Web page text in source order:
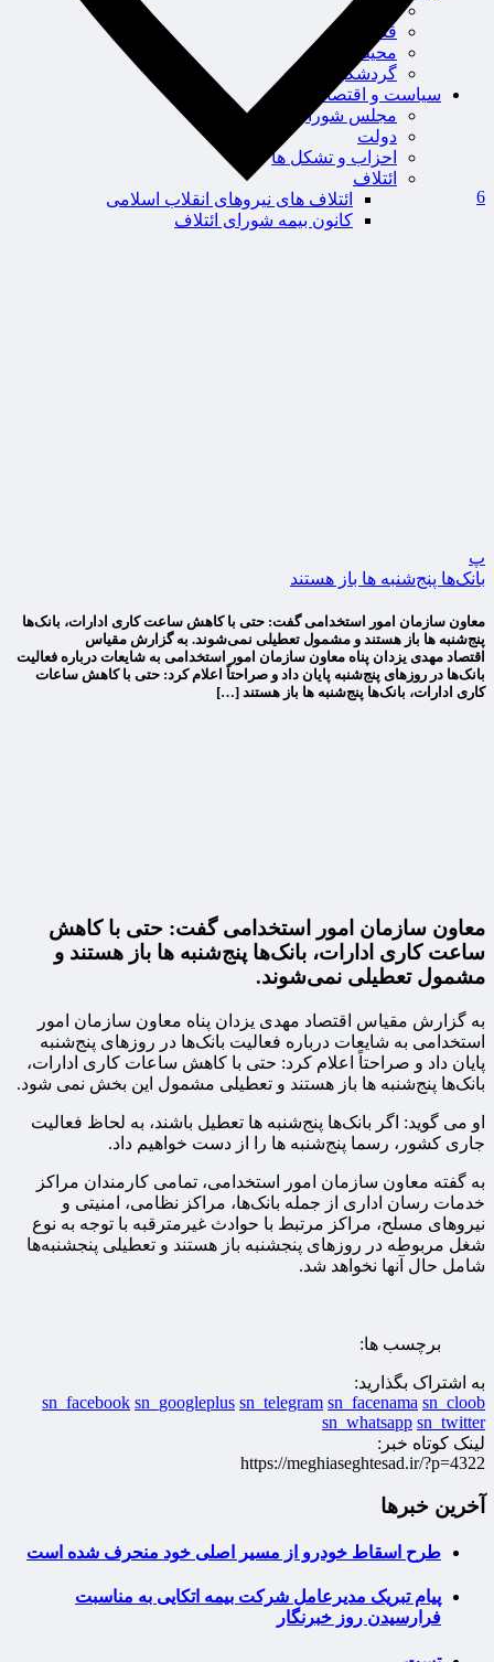
سلامت
قضایی
محیط زیست
گردشگری
سیاست و اقتصاد
مجلس شورای اسلامی
دولت
احزاب و تشکل ها
ائتلاف
ائتلاف های نیروهای انقلاب اسلامی
کانون بیمه شورای ائتلاف
6
پ
بانک‌ها پنج‌شنبه ها باز هستند
معاون سازمان امور استخدامی گفت: حتی با کاهش ساعت کاری ادارات، بانک‌ها
پنج‌شنبه ها باز هستند و مشمول تعطیلی نمی‌شوند. به گزارش مقیاس
اقتصاد مهدی یزدان پناه معاون سازمان امور استخدامی به شایعات درباره فعالیت
بانک‌ها در روزهای پنج‌شنبه پایان داد و صراحتاً اعلام کرد: حتی با کاهش ساعات
کاری ادارات، بانک‌ها پنج‌شنبه ها باز هستند […]
معاون سازمان امور استخدامی گفت: حتی با کاهش
ساعت کاری ادارات، بانک‌ها پنج‌شنبه ها باز هستند و
مشمول تعطیلی نمی‌شوند.
به گزارش مقیاس اقتصاد مهدی یزدان پناه معاون سازمان امور
استخدامی به شایعات درباره فعالیت بانک‌ها در روزهای پنج‌شنبه
پایان داد و صراحتاً اعلام کرد: حتی با کاهش ساعات کاری ادارات،
بانک‌ها پنج‌شنبه ها باز هستند و تعطیلی مشمول این بخش نمی شود.
او می گوید: اگر بانک‌ها پنج‌شنبه ها تعطیل باشند، به لحاظ فعالیت
جاری کشور، رسما پنج‌شنبه ها را از دست خواهیم داد.
به گفته معاون سازمان امور استخدامی، تمامی کارمندان مراکز
خدمات رسان اداری از جمله بانک‌ها، مراکز نظامی، امنیتی و
نیروهای مسلح، مراکز مرتبط با حوادث غیرمترقبه با توجه به نوع
شغل مربوطه در روزهای پنجشنبه باز هستند و تعطیلی پنجشنبه‌ها
شامل حال آنها نخواهد شد.
برچسب ها:
به اشتراک بگذارید:
sn_facebook sn_googleplus sn_telegram sn_facenama sn_cloob
sn_whatsapp sn_twitter
لینک کوتاه خبر:
https://meghiaseghtesad.ir/?p=4322
آخرین خبرها
طرح اسقاط خودرو از مسیر اصلی خود منحرف شده است
پیام تبریک مدیرعامل شرکت بیمه اتکایی به مناسبت
فرارسیدن روز خبرنگار